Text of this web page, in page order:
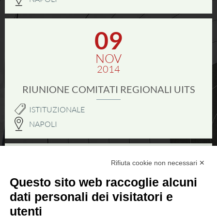
Affiliazioni Registro CONI
Pistola
Attività Sportiva
Gruppi di merito
09
NOV
2014
RIUNIONE COMITATI REGIONALI UITS
ISTITUZIONALE
NAPOLI
SET
2014
14
SET
2014
Rifiuta cookie non necessari ✕
Questo sito web raccoglie alcuni
dati personali dei visitatori e
utenti